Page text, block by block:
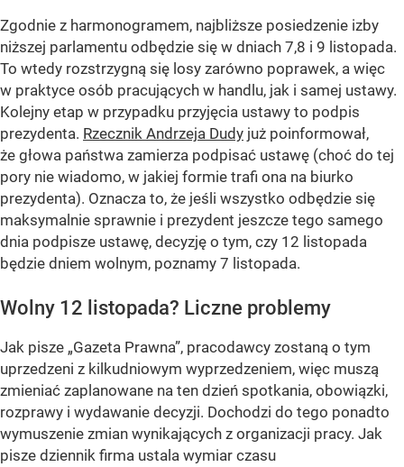
Zgodnie z harmonogramem, najbliższe posiedzenie izby
niższej parlamentu odbędzie się w dniach 7,8 i 9 listopada.
To wtedy rozstrzygną się losy zarówno poprawek, a więc
w praktyce osób pracujących w handlu, jak i samej ustawy.
Kolejny etap w przypadku przyjęcia ustawy to podpis
prezydenta. Rzecznik Andrzeja Dudy już poinformował,
że głowa państwa zamierza podpisać ustawę (choć do tej
pory nie wiadomo, w jakiej formie trafi ona na biurko
prezydenta). Oznacza to, że jeśli wszystko odbędzie się
maksymalnie sprawnie i prezydent jeszcze tego samego
dnia podpisze ustawę, decyzję o tym, czy 12 listopada
będzie dniem wolnym, poznamy 7 listopada.
Wolny 12 listopada? Liczne problemy
Jak pisze „Gazeta Prawna”, pracodawcy zostaną o tym
uprzedzeni z kilkudniowym wyprzedzeniem, więc muszą
zmieniać zaplanowane na ten dzień spotkania, obowiązki,
rozprawy i wydawanie decyzji. Dochodzi do tego ponadto
wymuszenie zmian wynikających z organizacji pracy. Jak
pisze dziennik firma ustala wymiar czasu